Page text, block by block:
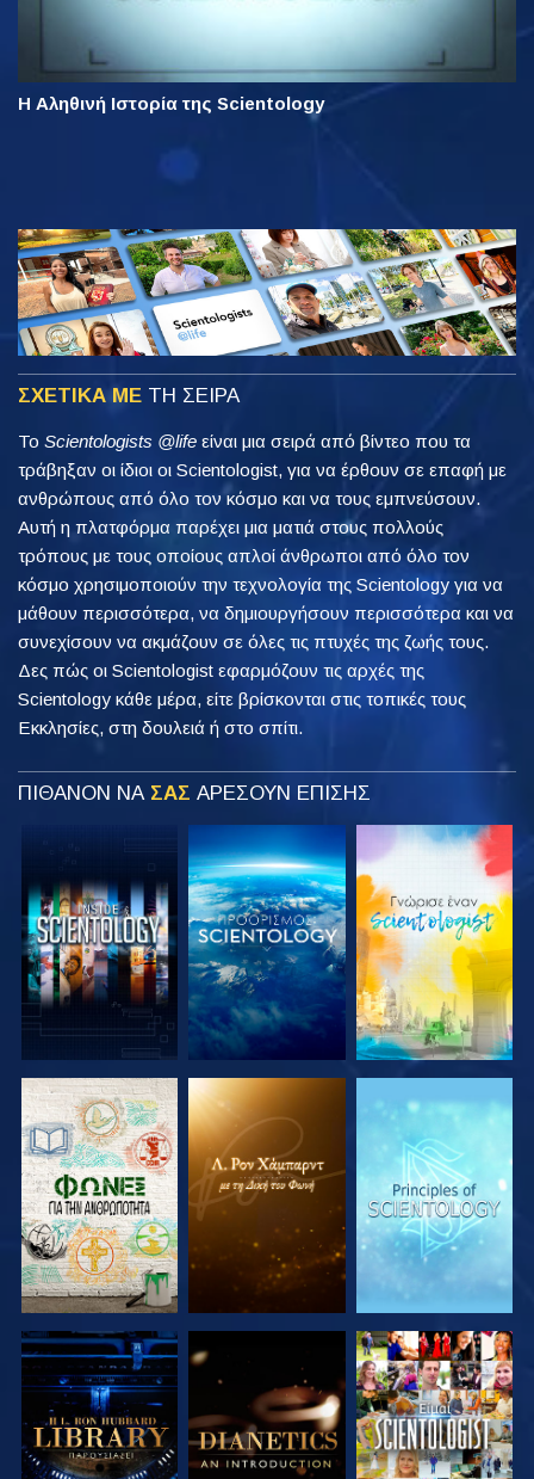
Η Αληθινή Ιστορία της Scientology
ΣΧΕΤΙΚΑ ΜΕ ΤΗ ΣΕΙΡΑ
Το Scientologists @life είναι μια σειρά από βίντεο που τα
τράβηξαν οι ίδιοι οι Scientologist, για να έρθουν σε επαφή με
ανθρώπους από όλο τον κόσμο και να τους εμπνεύσουν.
Αυτή η πλατφόρμα παρέχει μια ματιά στους πολλούς
τρόπους με τους οποίους απλοί άνθρωποι από όλο τον
κόσμο χρησιμοποιούν την τεχνολογία της Scientology για να
μάθουν περισσότερα, να δημιουργήσουν περισσότερα και να
συνεχίσουν να ακμάζουν σε όλες τις πτυχές της ζωής τους.
Δες πώς οι Scientologist εφαρμόζουν τις αρχές της
Scientology κάθε μέρα, είτε βρίσκονται στις τοπικές τους
Εκκλησίες, στη δουλειά ή στο σπίτι.
ΠΙΘΑΝΟΝ ΝΑ ΣΑΣ ΑΡΕΣΟΥΝ ΕΠΙΣΗΣ
ΕΞΕΡΕΥΝΗΣΤΕ
ΤΗ ΣΕΙΡΑ
ΕΞΕΡΕΥΝΗΣΤΕ
ΤΗ ΣΕΙΡΑ
ΕΞΕΡΕΥΝΗΣΤΕ
ΤΗ ΣΕΙΡΑ
ΕΞΕΡΕΥΝΗΣΤΕ
ΤΗ ΣΕΙΡΑ
ΕΞΕΡΕΥΝΗΣΤΕ
ΤΗ ΣΕΙΡΑ
ΠΑΡΑΚΟΛΟΥΘΗΣΤΕ